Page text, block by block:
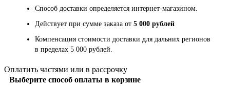
Способ доставки определяется интернет-магазином.
Действует при сумме заказа от 5 000 рублей
Компенсация стоимости доставки для дальних регионов
в пределах 5 000 рублей.
Оплатить частями или в рассрочку
Выберите способ оплаты в корзине